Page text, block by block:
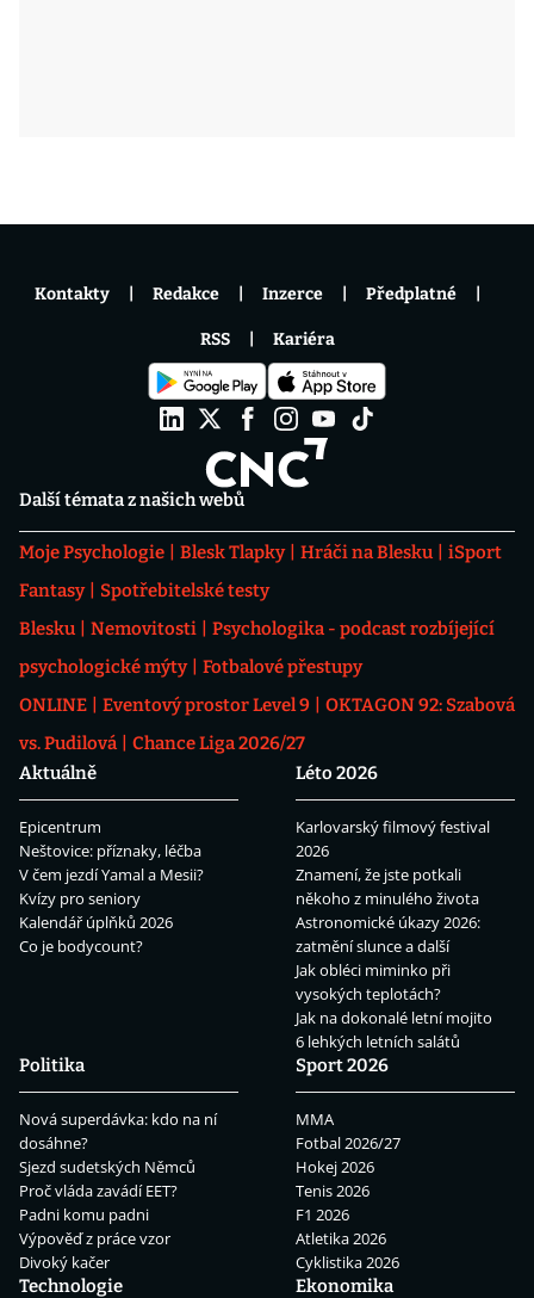
Další témata z našich webů
Moje Psychologie Blesk Tlapky Hráči na Blesku
iSport
Fantasy
Spotřebitelské testy
Blesku
Nemovitosti
Psychologika - podcast rozbíjející
psychologické mýty
Fotbalové přestupy
ONLINE
Eventový prostor Level 9
OKTAGON 92: Szabová
vs. Pudilová
Chance Liga 2026/27
Aktuálně
Epicentrum
Neštovice: příznaky, léčba
V čem jezdí Yamal a Mesii?
Kvízy pro seniory
Kalendář úplňků 2026
Co je bodycount?
Léto 2026
Karlovarský filmový festival
2026
Znamení, že jste potkali
někoho z minulého života
Astronomické úkazy 2026:
zatmění slunce a další
Jak obléci miminko při
vysokých teplotách?
Jak na dokonalé letní mojito
6 lehkých letních salátů
Politika
Nová superdávka: kdo na ní
dosáhne?
Sjezd sudetských Němců
Proč vláda zavádí EET?
Padni komu padni
Výpověď z práce vzor
Divoký kačer
Sport 2026
MMA
Fotbal 2026/27
Hokej 2026
Tenis 2026
F1 2026
Atletika 2026
Cyklistika 2026
Technologie
Ekonomika
Kontakty Redakce Inzerce Předplatné
RSS Kariéra